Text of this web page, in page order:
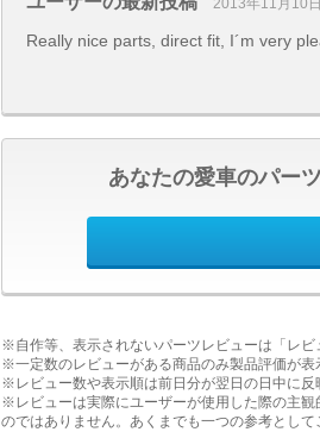
2013年11月10日
Really nice parts, direct fit, I´m very
あなたの愛車のパー
※自作等、表示されないパーツレビューは「レビ
※一定数のレビューがある商品のみ製品評価が表
※レビュー数や表示順は前日分が翌日の日中に反
※レビューは実際にユーザーが使用した際の主
のではありません。あくまでも一つの参考として